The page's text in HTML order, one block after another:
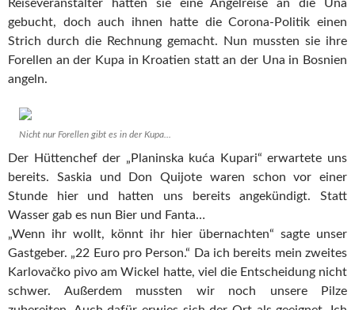
Reiseveranstalter hatten sie eine Angelreise an die Una
gebucht, doch auch ihnen hatte die Corona-Politik einen
Strich durch die Rechnung gemacht. Nun mussten sie ihre
Forellen an der Kupa in Kroatien statt an der Una in Bosnien
angeln.
Nicht nur Forellen gibt es in der Kupa...
Der Hüttenchef der „Planinska kuća Kupari“ erwartete uns
bereits. Saskia und Don Quijote waren schon vor einer
Stunde hier und hatten uns bereits angekündigt. Statt
Wasser gab es nun Bier und Fanta…
„Wenn ihr wollt, könnt ihr hier übernachten“ sagte unser
Gastgeber. „22 Euro pro Person.“ Da ich bereits mein zweites
Karlovačko pivo am Wickel hatte, viel die Entscheidung nicht
schwer. Außerdem mussten wir noch unsere Pilze